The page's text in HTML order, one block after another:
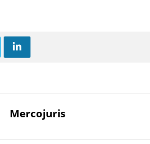
Mercojuris